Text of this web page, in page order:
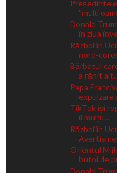
"mulți
Donald
în ziua
Război în
nord-
Bărbatul
a rănit
Papa
expulzare
TikTok își
îi mulțu...
Război în
Orientul
butoi de
Donald